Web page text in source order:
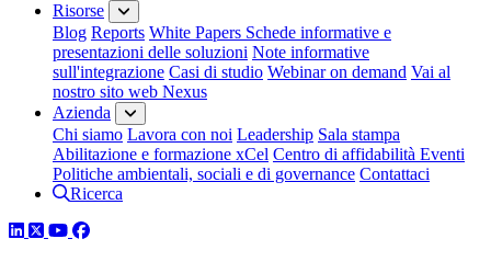
Risorse
Blog Reports White Papers Schede informative e
presentazioni delle soluzioni Note informative
sull'integrazione Casi di studio Webinar on demand Vai al
nostro sito web Nexus
Azienda
Chi siamo Lavora con noi Leadership Sala stampa
Abilitazione e formazione xCel Centro di affidabilità Eventi
Politiche ambientali, sociali e di governance Contattaci
Ricerca
LinkedIn
TwitterYouTube
Facebook